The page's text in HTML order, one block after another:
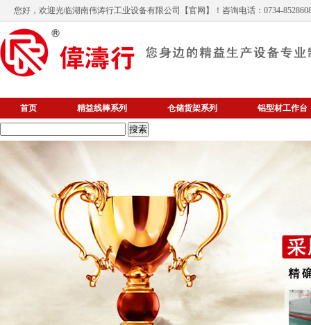
您好，欢迎光临湖南伟涛行工业设备有限公司 【官网】！咨询电话：0734-
首页 精益线棒系列 仓储货架系列 铝型材工作台